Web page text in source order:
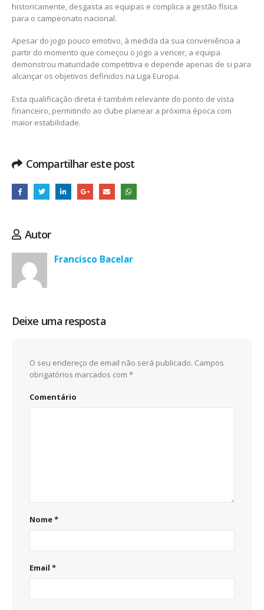
historicamente, desgasta as equipas e complica a gestão física
para o campeonato nacional.
Apesar do jogo pouco emotivo, à medida da sua conveniência a
partir do momento que começou o jogo a vencer, a equipa
demonstrou maturidade competitiva e depende apenas de si para
alcançar os objetivos definidos na Liga Europa.
Esta qualificação direta é também relevante do ponto de vista
financeiro, permitindo ao clube planear a próxima época com
maior estabilidade.
Compartilhar este post
Autor
Francisco Bacelar
Deixe uma resposta
O seu endereço de email não será publicado. Campos
obrigatórios marcados com *
Comentário
Nome*
Email *